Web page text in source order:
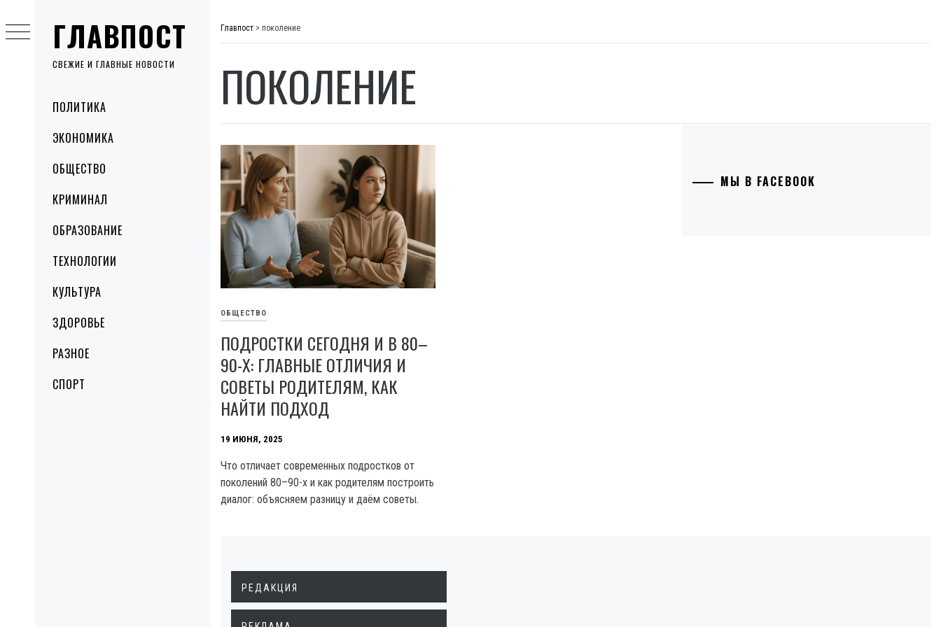
ГЛАВПОСТ
СВЕЖИЕ И ГЛАВНЫЕ НОВОСТИ
MenuПОЛИТИКА
ЭКОНОМИКА
ОБЩЕСТВО
КРИМИНАЛ
ОБРАЗОВАНИЕ
ТЕХНОЛОГИИ
КУЛЬТУРА
ЗДОРОВЬЕ
РАЗНОЕ
СПОРТ
to
content
Главпост > поколение
ПОКОЛЕНИЕ
ОБЩЕСТВО
ПОДРОСТКИ СЕГОДНЯ И В 80–
90-Х: ГЛАВНЫЕ ОТЛИЧИЯ И
СОВЕТЫ РОДИТЕЛЯМ, КАК
НАЙТИ ПОДХОД
19 ИЮНЯ, 2025
Что отличает современных подростков от
поколений 80–90-х и как родителям построить
диалог: объясняем разницу и даём советы.
МЫ В FACEBOOK
РЕДАКЦИЯ